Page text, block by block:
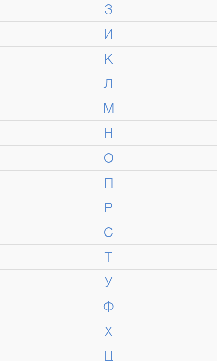
З
И
К
Л
М
Н
О
П
Р
С
Т
У
Ф
Х
Ц